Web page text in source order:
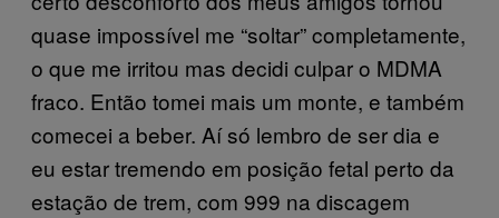
quase impossível me “soltar” completamente,
o que me irritou mas decidi culpar o MDMA
fraco. Então tomei mais um monte, e também
comecei a beber. Aí só lembro de ser dia e
eu estar tremendo em posição fetal perto da
estação de trem, com 999 na discagem